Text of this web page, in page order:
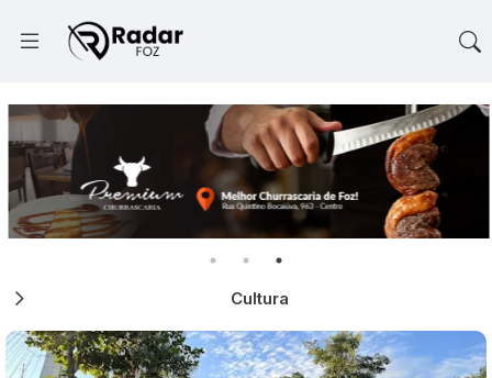
Cultura